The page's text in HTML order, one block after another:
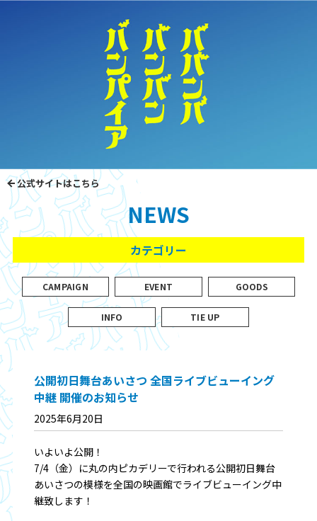
公式サイトはこちら
NEWS
カテゴリー
CAMPAIGN EVENT GOODS
INFO TIE UP
公開初日舞台あいさつ 全国ライブビューイング
中継 開催のお知らせ
2025年6月20日
いよいよ公開！
7/4（金）に丸の内ピカデリーで行われる公開初日舞台
あいさつの模様を全国の映画館でライブビューイング中
継致します！